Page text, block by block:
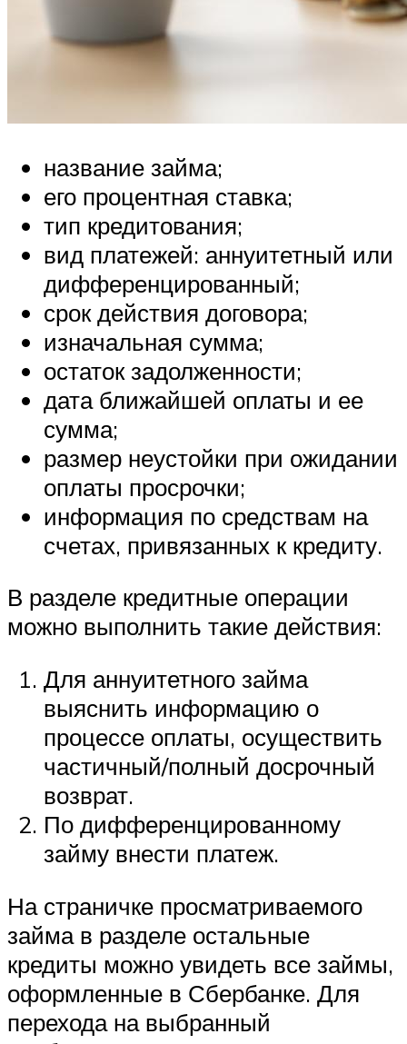
название займа;
его процентная ставка;
тип кредитования;
вид платежей: аннуитетный или
дифференцированный;
срок действия договора;
изначальная сумма;
остаток задолженности;
дата ближайшей оплаты и ее
сумма;
размер неустойки при ожидании
оплаты просрочки;
информация по средствам на
счетах, привязанных к кредиту.
В разделе кредитные операции
можно выполнить такие действия:
Для аннуитетного займа
выяснить информацию о
процессе оплаты, осуществить
частичный/полный досрочный
возврат.
По дифференцированному
займу внести платеж.
На страничке просматриваемого
займа в разделе остальные
кредиты можно увидеть все займы,
оформленные в Сбербанке. Для
перехода на выбранный